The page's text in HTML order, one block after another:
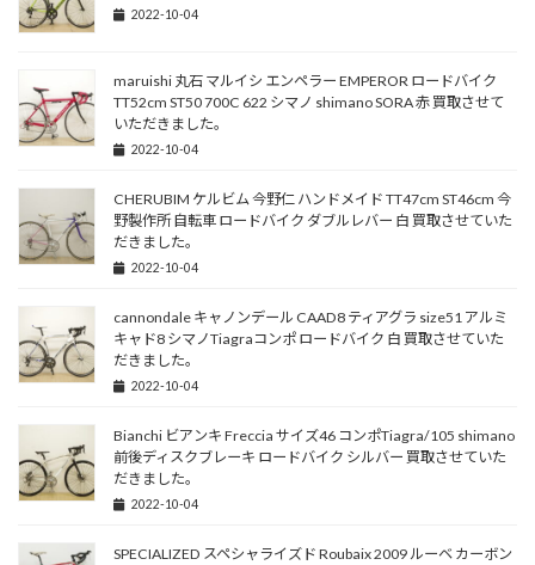
2022-10-04
maruishi 丸石 マルイシ エンペラー EMPEROR ロードバイク
TT52cm ST50 700C 622 シマノ shimano SORA 赤 買取させて
いただきました。
2022-10-04
CHERUBIM ケルビム 今野仁 ハンドメイド TT47cm ST46cm 今
野製作所 自転車 ロードバイク ダブルレバー 白 買取させていた
だきました。
2022-10-04
cannondale キャノンデール CAAD8 ティアグラ size51 アルミ
キャド8 シマノTiagraコンポ ロードバイク 白 買取させていた
だきました。
2022-10-04
Bianchi ビアンキ Freccia サイズ46 コンポTiagra/105 shimano
前後ディスクブレーキ ロードバイク シルバー 買取させていた
だきました。
2022-10-04
SPECIALIZED スペシャライズド Roubaix 2009 ルーベ カーボン